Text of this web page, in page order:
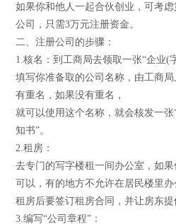
如果你和他人一起合伙创业，可考
公司，只需3万元注册资金。
二、注册公司的步骤：
1.核名：到工商局去领取一张“企业(
填写你准备取的公司名称，由工商
有重名，如果没有重名，
就可以使用这个名称，就会核发一
知书”。
2.租房：
去专门的写字楼租一间办公室，如
可以，有的地方不允许在居民楼里办
租房后要签订租房合同，并让房东提
3.编写“公司章程”：